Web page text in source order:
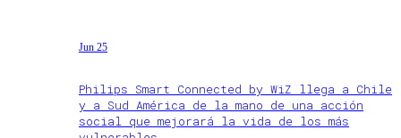
Jun 25
Philips Smart Connected by WiZ llega a Chile
y a Sud América de la mano de una acción
social que mejorará la vida de los más